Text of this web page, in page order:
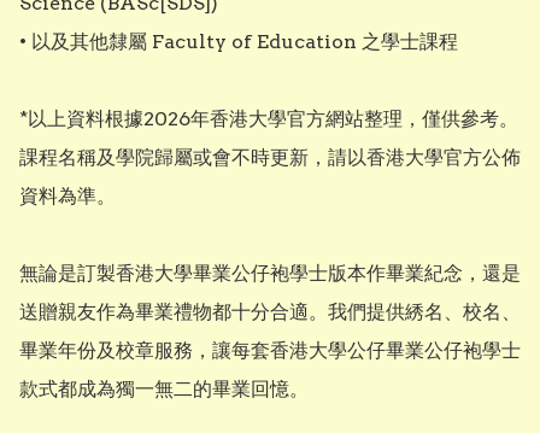
• 以及其他隸屬 Faculty of Education 之學士課程
*以上資料根據2026年香港大學官方網站整理，僅供參考。
課程名稱及學院歸屬或會不時更新，請以香港大學官方公佈
資料為準。
無論是訂製香港大學畢業公仔袍學士版本作畢業紀念，還是
送贈親友作為畢業禮物都十分合適。我們提供綉名、校名、
畢業年份及校章服務，讓每套香港大學公仔畢業公仔袍學士
款式都成為獨一無二的畢業回憶。